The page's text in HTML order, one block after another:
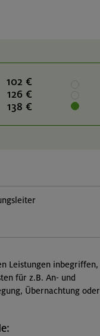
102 €
126 €
138 €
Leistungen inbegriffen,
für z.B. An- und
Übernachtung oder